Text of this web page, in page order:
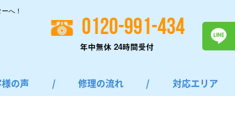
へ！
0120-991-434
年中無休 24時間受付
の声 / 修理の流れ / 対応エリア